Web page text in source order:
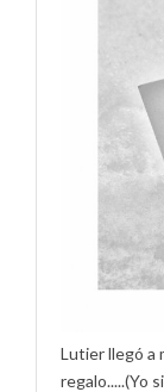
Lutier llegó a
regalo.....(Yo